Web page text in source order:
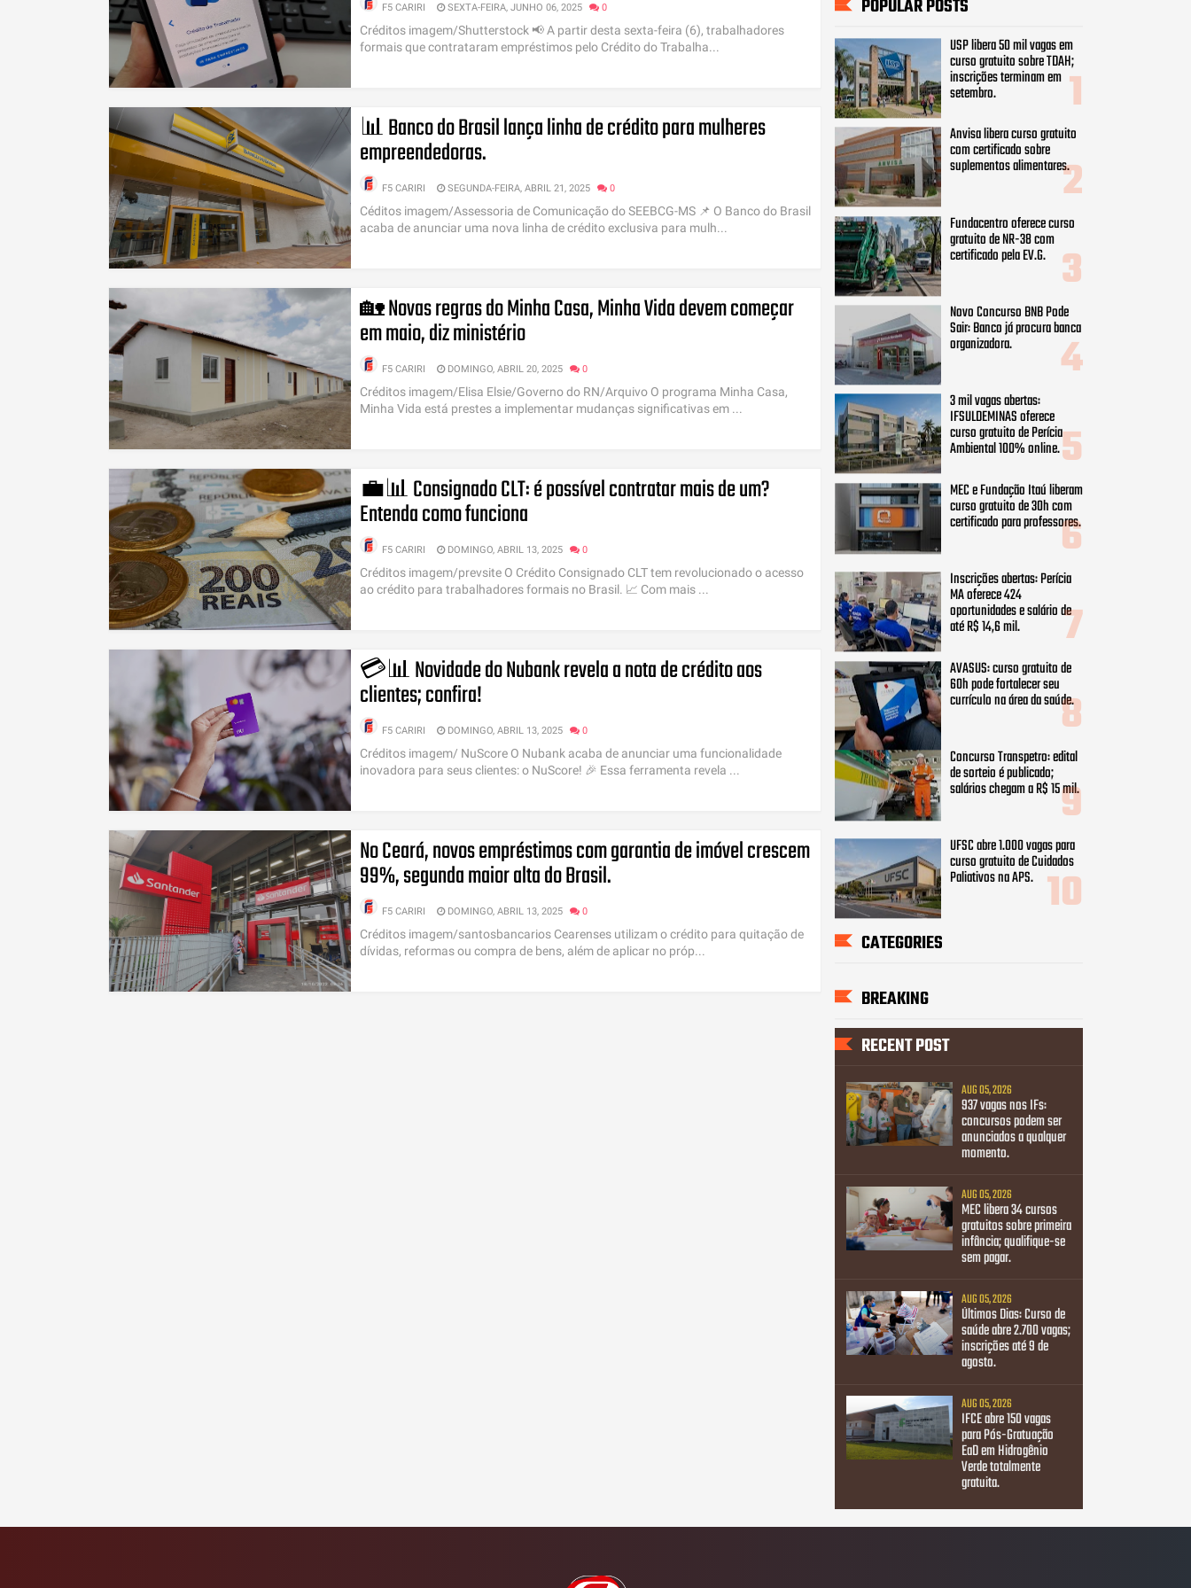
F5 CARIRI SEXTA-FEIRA, JUNHO 06, 2025 0
Créditos imagem/Shutterstock 📢 A partir desta sexta-feira (6), trabalhadores
formais que contrataram empréstimos pelo Crédito do Trabalha...
📊 Banco do Brasil lança linha de crédito para mulheres
empreendedoras.
F5 CARIRI SEGUNDA-FEIRA, ABRIL 21, 2025 0
Céditos imagem/Assessoria de Comunicação do SEEBCG-MS 📌 O Banco do Brasil
acaba de anunciar uma nova linha de crédito exclusiva para mulh...
🏡 Novas regras do Minha Casa, Minha Vida devem começar
em maio, diz ministério
F5 CARIRI DOMINGO, ABRIL 20, 2025 0
Créditos imagem/Elisa Elsie/Governo do RN/Arquivo O programa Minha Casa,
Minha Vida está prestes a implementar mudanças significativas em ...
💼📊 Consignado CLT: é possível contratar mais de um?
Entenda como funciona
F5 CARIRI DOMINGO, ABRIL 13, 2025 0
Créditos imagem/prevsite O Crédito Consignado CLT tem revolucionado o acesso
ao crédito para trabalhadores formais no Brasil. 📈 Com mais ...
💳📊 Novidade do Nubank revela a nota de crédito aos
clientes; confira!
F5 CARIRI DOMINGO, ABRIL 13, 2025 0
Créditos imagem/ NuScore O Nubank acaba de anunciar uma funcionalidade
inovadora para seus clientes: o NuScore! 🎉 Essa ferramenta revela ...
No Ceará, novos empréstimos com garantia de imóvel crescem
99%, segunda maior alta do Brasil.
F5 CARIRI DOMINGO, ABRIL 13, 2025 0
Créditos imagem/santosbancarios Cearenses utilizam o crédito para quitação de
dívidas, reformas ou compra de bens, além de aplicar no próp...
POPULAR POSTS
USP libera 50 mil vagas em
curso gratuito sobre TDAH;
inscrições terminam em
setembro.
Anvisa libera curso gratuito
com certificado sobre
suplementos alimentares.
Fundacentro oferece curso
gratuito de NR-38 com
certificado pela EV.G.
Novo Concurso BNB Pode
Sair: Banco já procura banca
organizadora.
3 mil vagas abertas:
IFSULDEMINAS oferece
curso gratuito de Perícia
Ambiental 100% online.
MEC e Fundação Itaú liberam
curso gratuito de 30h com
certificado para professores.
Inscrições abertas: Perícia
MA oferece 424
oportunidades e salário de
até R$ 14,6 mil.
AVASUS: curso gratuito de
60h pode fortalecer seu
currículo na área da saúde.
Concurso Transpetro: edital
de sorteio é publicado;
salários chegam a R$ 15 mil.
UFSC abre 1.000 vagas para
curso gratuito de Cuidados
Paliativos na APS.
CATEGORIES
BREAKING
RECENT POST
AUG 05, 2026
937 vagas nos IFs:
concursos podem ser
anunciados a qualquer
momento.
AUG 05, 2026
MEC libera 34 cursos
gratuitos sobre primeira
infância; qualifique-se
sem pagar.
AUG 05, 2026
Últimos Dias: Curso de
saúde abre 2.700 vagas;
inscrições até 9 de
agosto.
AUG 05, 2026
IFCE abre 150 vagas
para Pós-Gratuação
EaD em Hidrogênio
Verde totalmente
gratuita.